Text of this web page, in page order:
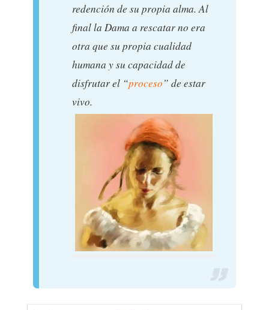
redención de su propia alma. Al
final la Dama a rescatar no era
otra que su propia cualidad
humana y su capacidad de
disfrutar el “proceso” de estar
vivo.